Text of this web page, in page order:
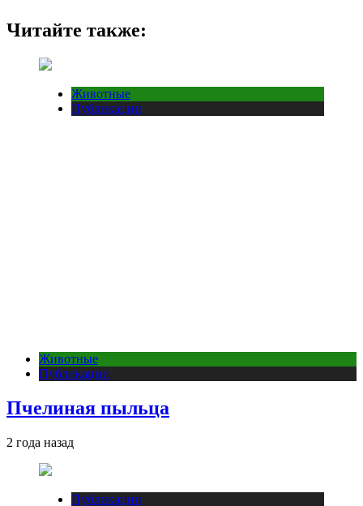
Читайте также:
Животные
Публикации
Животные
Публикации
Пчелиная пыльца
2 года назад
Публикации